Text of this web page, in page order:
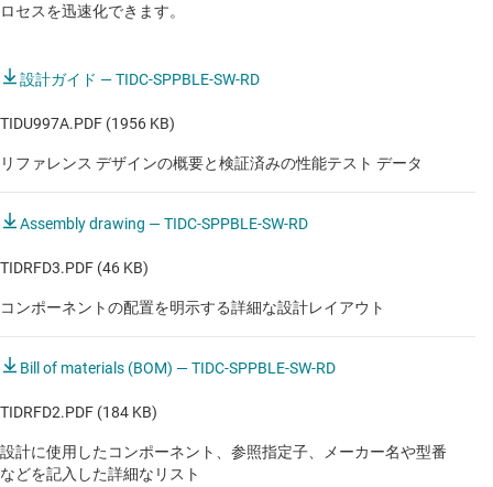
LaunchPad 開発キットを含む、他のボードにも容易
さまざまなアプリケーションに適した一般的な設計を
この使いやすいソフトウェア サブシステムはテスト済
きます
オーブン
コードレス電動工具
コーヒーメーカー
ヒート ポンプ インバータ ボード
プレミアム超音波
ポータブル超音波機器
ミキサー、ブレンダー、フード・プロセッサ
ロセスを迅速化できます。
設計ガイド — TIDC-SPPBLE-SW-RD
TIDU997A.PDF (1956 KB)
リファレンス デザインの概要と検証済みの性能テスト データ
Assembly drawing — TIDC-SPPBLE-SW-RD
TIDRFD3.PDF (46 KB)
コンポーネントの配置を明示する詳細な設計レイアウト
Bill of materials (BOM) — TIDC-SPPBLE-SW-RD
TIDRFD2.PDF (184 KB)
設計に使用したコンポーネント、参照指定子、メーカー名や型番
などを記入した詳細なリスト